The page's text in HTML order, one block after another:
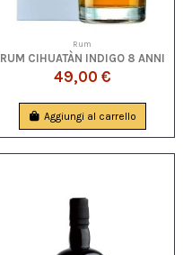
Rum
RUM CIHUATÀN INDIGO 8 ANNI
49,00 €
Aggiungi al carrello